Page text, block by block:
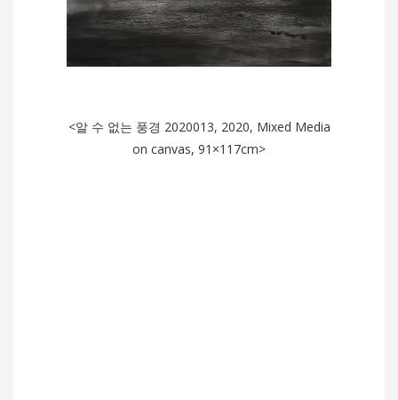
<알 수 없는 풍경 2020013, 2020, Mixed Media
on canvas, 91×117cm>